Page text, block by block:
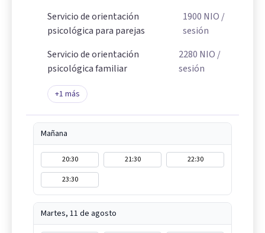
Servicio de orientación
psicológica para parejas
1900 NIO /
sesión
Servicio de orientación
psicológica familiar
2280 NIO /
sesión
+1 más
Mañana
20:30 21:30
22:30
23:30
Martes, 11 de agosto